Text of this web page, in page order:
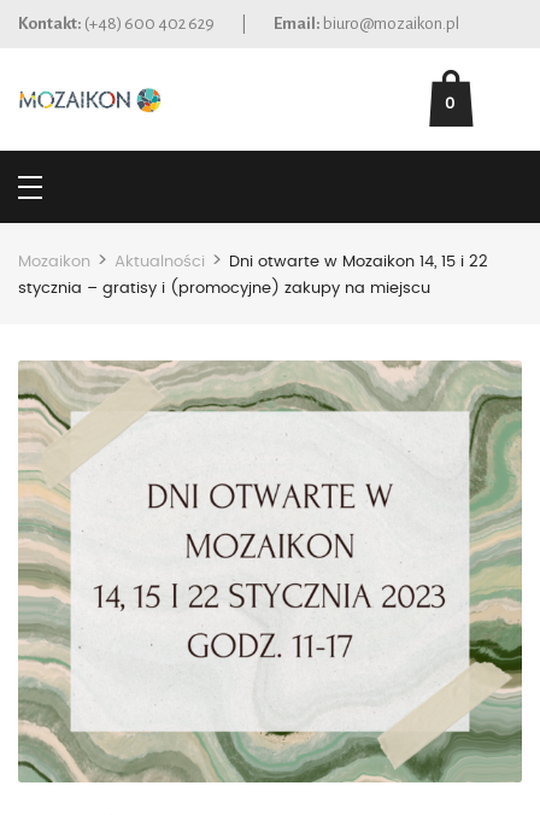
Kontakt: (+48) 600 402 629 Email: biuro@mozaikon.pl
0
Mozaikon > Aktualności >
Dni otwarte w Mozaikon 14, 15 i 22
stycznia – gratisy i (promocyjne) zakupy na miejscu